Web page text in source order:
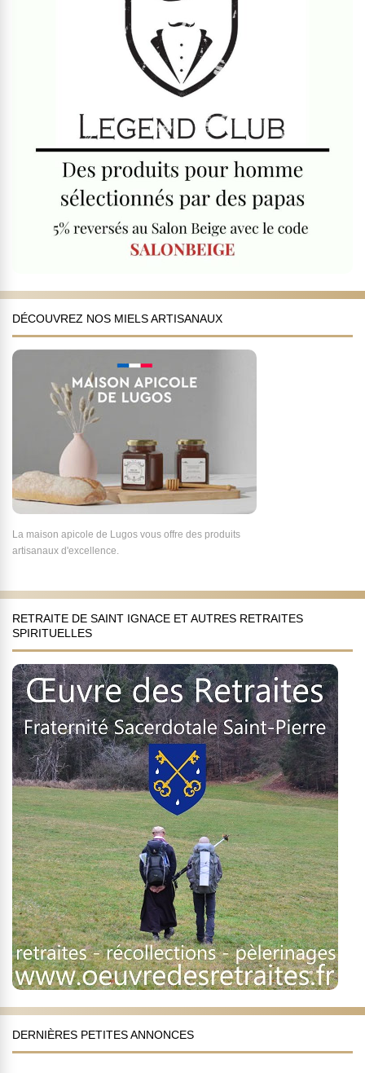
DÉCOUVREZ NOS MIELS ARTISANAUX
La maison apicole de Lugos vous offre des produits
artisanaux d'excellence.
RETRAITE DE SAINT IGNACE ET AUTRES RETRAITES
SPIRITUELLES
DERNIÈRES PETITES ANNONCES